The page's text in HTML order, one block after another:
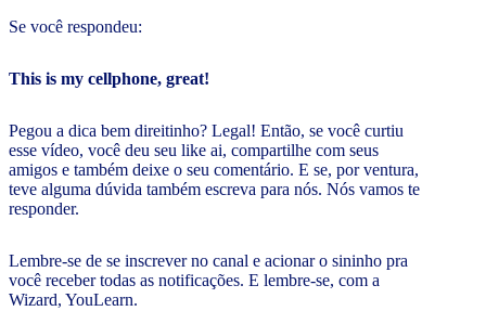
Se você respondeu:
This is my cellphone, great!
Pegou a dica bem direitinho? Legal! Então, se você curtiu
esse vídeo, você deu seu like ai, compartilhe com seus
amigos e também deixe o seu comentário. E se, por ventura,
teve alguma dúvida também escreva para nós. Nós vamos te
responder.
Lembre-se de se inscrever no canal e acionar o sininho pra
você receber todas as notificações. E lembre-se, com a
Wizard, YouLearn.